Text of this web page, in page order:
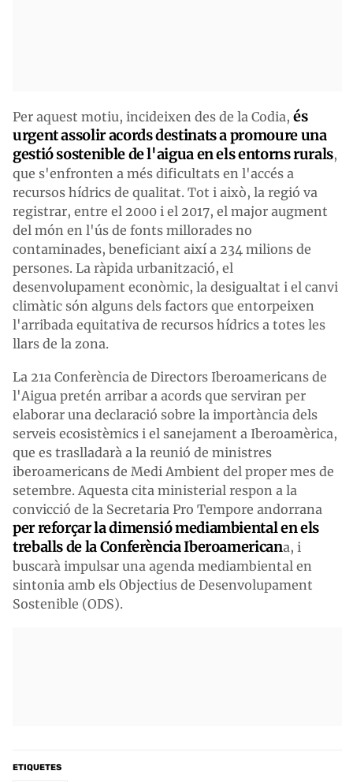
Per aquest motiu, incideixen des de la Codia, és
urgent assolir acords destinats a promoure una
gestió sostenible de l'aigua en els entorns rurals,
que s'enfronten a més dificultats en l'accés a
recursos hídrics de qualitat. Tot i això, la regió va
registrar, entre el 2000 i el 2017, el major augment
del món en l'ús de fonts millorades no
contaminades, beneficiant així a 234 milions de
persones. La ràpida urbanització, el
desenvolupament econòmic, la desigualtat i el canvi
climàtic són alguns dels factors que entorpeixen
l'arribada equitativa de recursos hídrics a totes les
llars de la zona.
La 21a Conferència de Directors Iberoamericans de
l'Aigua pretén arribar a acords que serviran per
elaborar una declaració sobre la importància dels
serveis ecosistèmics i el sanejament a Iberoamèrica,
que es traslladarà a la reunió de ministres
iberoamericans de Medi Ambient del proper mes de
setembre. Aquesta cita ministerial respon a la
convicció de la Secretaria Pro Tempore andorrana
per reforçar la dimensió mediambiental en els
treballs de la Conferència Iberoamericana, i
buscarà impulsar una agenda mediambiental en
sintonia amb els Objectius de Desenvolupament
Sostenible (ODS).
ETIQUETES